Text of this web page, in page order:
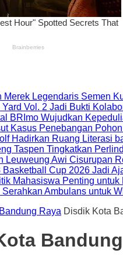
Merek Legendaris Semen
Yard Vol. 2 Jadi Bukti
BRImo Wujudkan
Kasus Penebangan
Hadirkan Ruang Literasi
Taspen Tingkatkan
Leuweung Awi Cisurupan
Basketball Cup 2026 Jadi
Mahasiswa Penting
Serahkan Ambulans untuk
Bandung Raya Disdik Kota